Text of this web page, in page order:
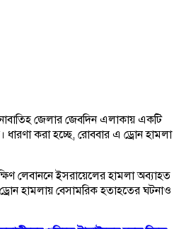
জেলার জেবদিন এলাকায় একটি
করা হচ্ছে, রোববার এ ড্রোন হামলা
লেবাননে ইসরায়েলের হামলা অব্যাহত
ড্রোন হামলায় বেসামরিক হতাহতের ঘটনাও